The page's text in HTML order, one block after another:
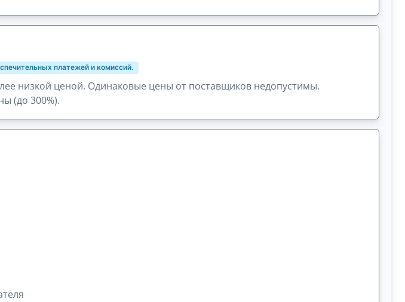
платежей и комиссий.
низкой ценой. Одинаковые цены от поставщиков недопустимы.
(до 300%).